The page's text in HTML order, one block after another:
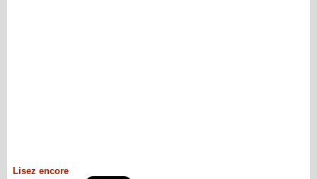
Lisez encore